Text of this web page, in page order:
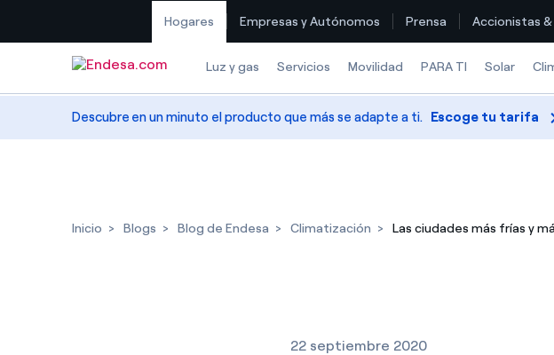
Hogares Empresas y Autónomos Prensa Accionistas
Luz y gas Servicios Movilidad PARA TI Solar
Descubre en un minuto el producto que más se adapte a ti. Escoge tu tarifa
Inicio Blogs Blog de Endesa Climatización Las ciudades más frías y
22 septiembre 2020